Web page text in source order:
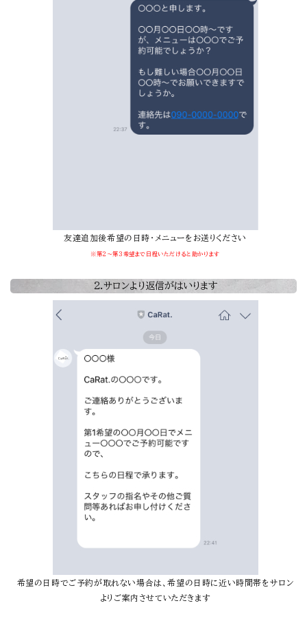
友達追加後希望の日時・メニューをお送りください
※第2～第3希望まで日程いただけると助かります
2.サロンより返信がはいります
希望の日時でご予約が取れない場合は、希望の日時に近い時間帯をサロン
よりご案内させていただきます